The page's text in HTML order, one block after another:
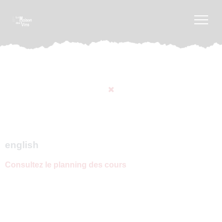
english
Consultez le planning des cours